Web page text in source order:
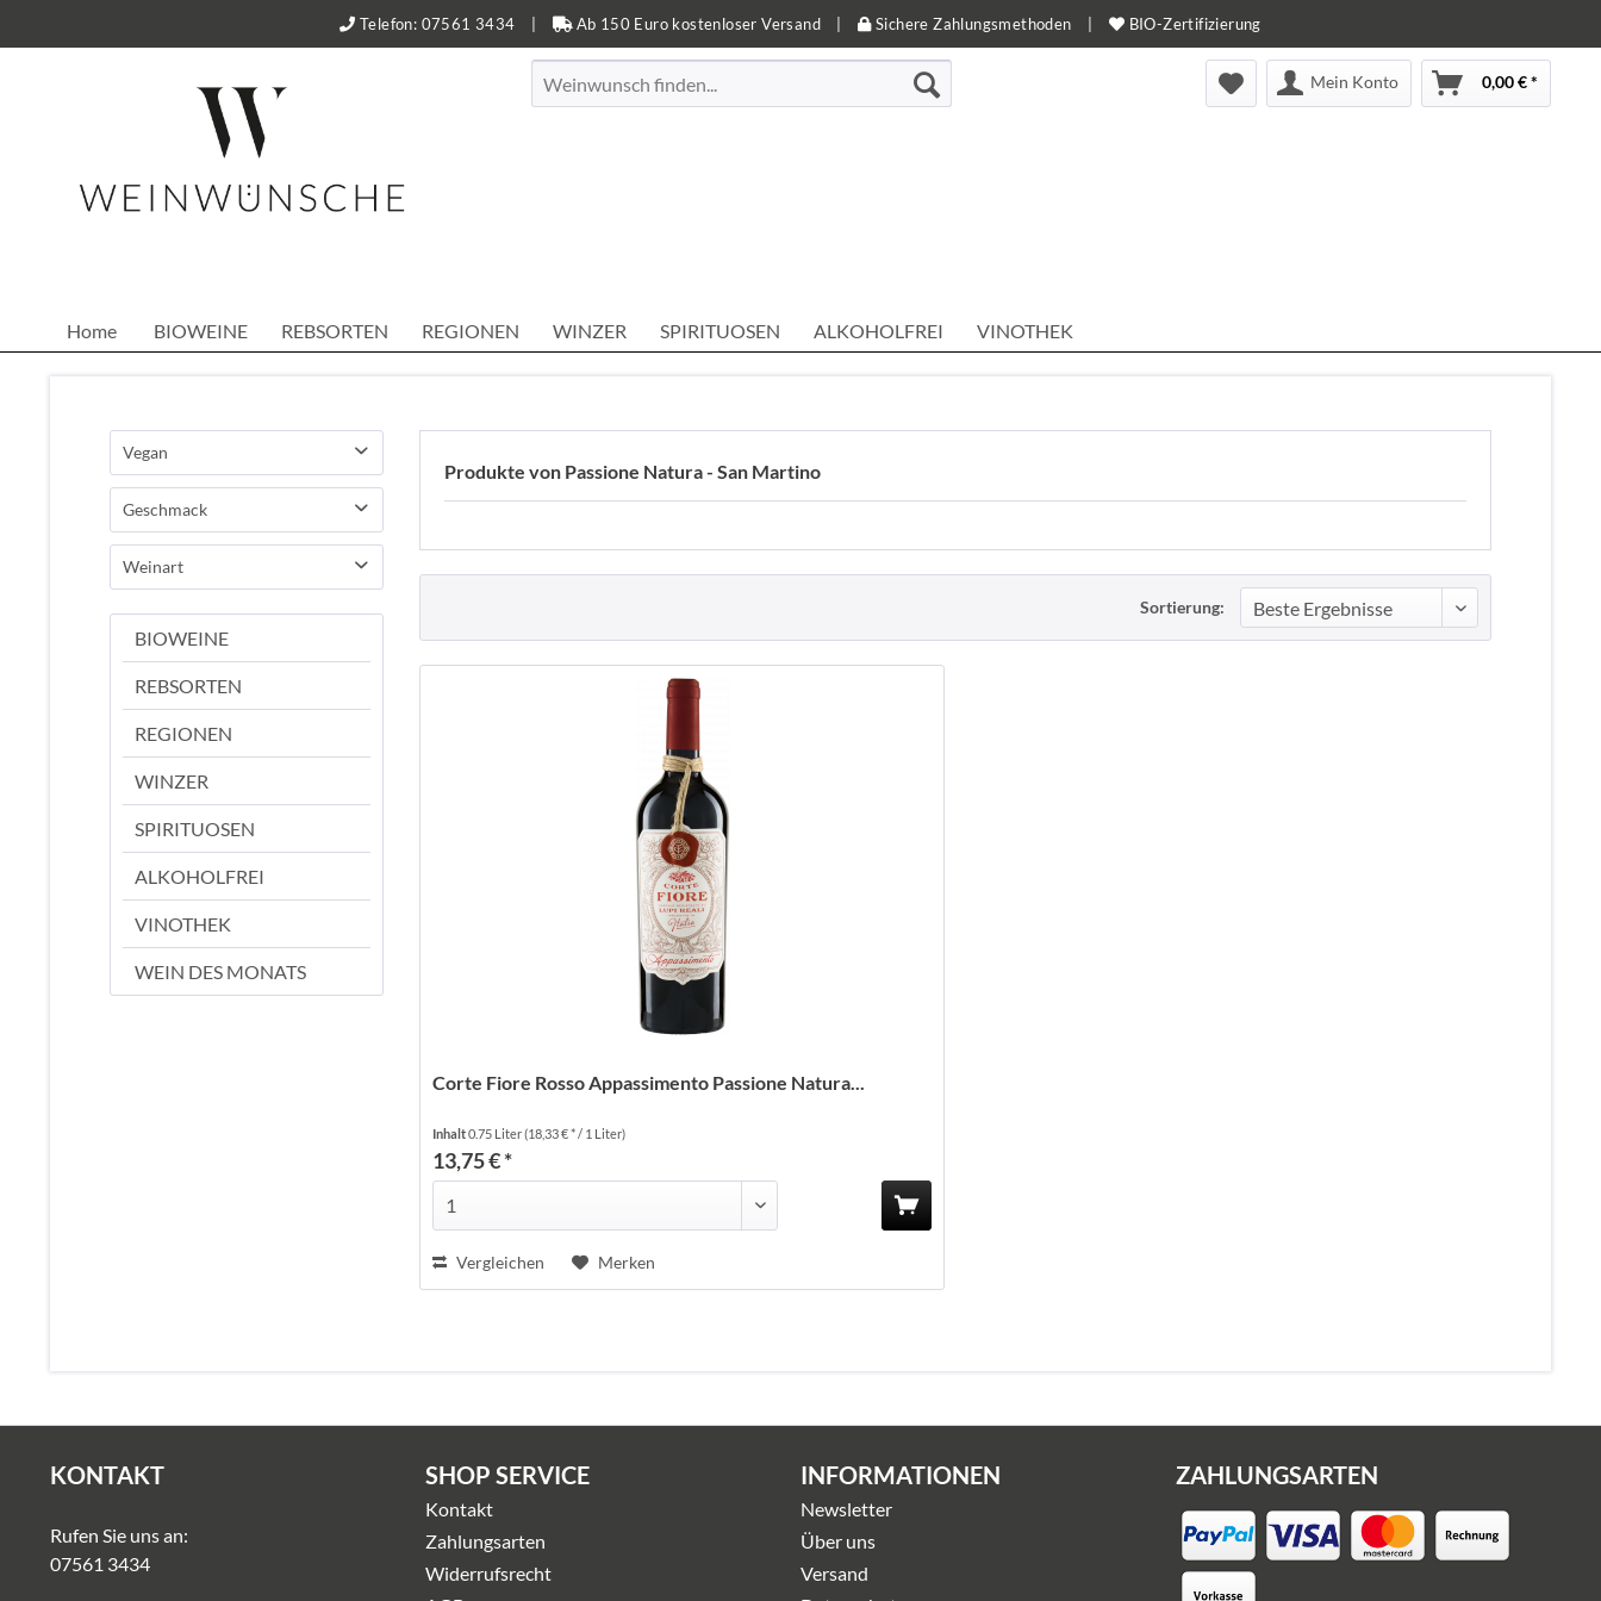
Telefon: 07561 3434 Ab 150 Euro kostenloser Versand Sichere Zahlungsmethoden BIO-Zertifizierung
Mein Konto 0,00 € *
Home BIOWEINE REBSORTEN REGIONEN WINZER SPIRITUOSEN ALKOHOLFREI VINOTHEK
Vegan
JA
Geschmack
halbtrocken
Weinart
Rotwein
BIOWEINE
REBSORTEN
REGIONEN
WINZER
SPIRITUOSEN
ALKOHOLFREI
VINOTHEK
WEIN DES MONATS
Produkte von Passione Natura - San Martino
Sortierung:
Corte Fiore Rosso Appassimento Passione Natura...
Inhalt0.75 Liter(18,33 € * / 1 Liter)
13,75 € *
Vergleichen Merken
KONTAKT
Rufen Sie uns an:
07561 3434
SHOP SERVICE
Kontakt
Zahlungsarten
Widerrufsrecht
INFORMATIONEN
Newsletter
Über uns
Versand
ZAHLUNGSARTEN